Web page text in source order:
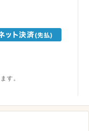
す。